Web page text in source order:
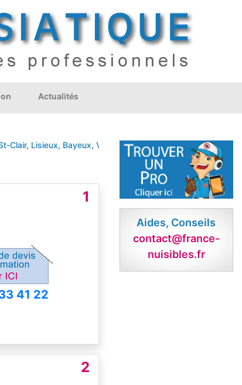
Actualités
Lisieux, Bayeux, VireARGENCES Baron-sur-Odon BAYEUX
1
41 22
2
Aides, Conseils
contact@france-
nuisibles.fr